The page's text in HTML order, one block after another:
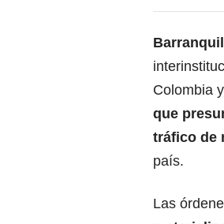
Colombia
que
tráfico de
país.
Las